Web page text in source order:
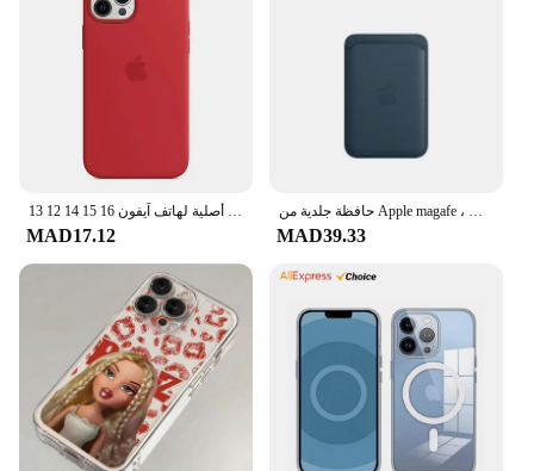
حافظات سيليكون رسمية أصلية لهاتف آيفون 16 15 14 12 13 Pro Max حافظة لهاتف أبل آيفون 13 14 13 11 Pro 15 16 Plus غطاء كامل
MAD17.12
حافظة جلدية من Apple magafe ، غطاء حقيبة هاتف ، حامل بطاقة ، أصلي ، ملحقات ، iPhone 15 ، 14 ، 13 ، 12 Pro Max ، Plus
MAD39.33